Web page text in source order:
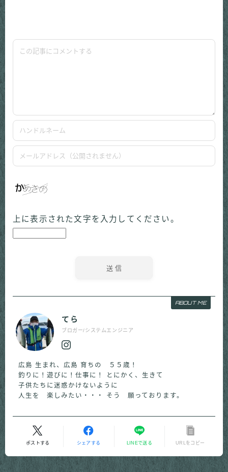
上に表示された文字を入力してください。
ABOUT ME
てら
ブロガー/システムエンジニア
広島 生まれ、広島 育ちの ５５歳！
釣りに！遊びに！仕事に！ とにかく、生きて
子供たちに迷惑かけないように
人生を 楽しみたい・・・ そう 願っております。
ポストする シェアする LINEで送る URLをコピー